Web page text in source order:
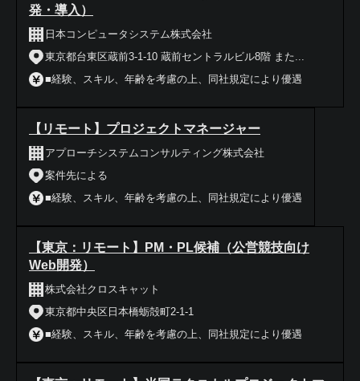
発・導入）
日本コンピュータシステム株式会社
東京都台東区蔵前3-1-10 蔵前セントラルビル8階 また...
■経験、スキル、年齢を考慮の上、同社規定により優遇
【リモート】プロジェクトマネージャー
アプローチシステムコンサルティング株式会社
案件先による
■経験、スキル、年齢を考慮の上、同社規定により優遇
【東京：リモート】PM・PL候補（公営競技向け
Web開発）
株式会社クロスキャット
東京都中央区日本橋蛎殻町2-1-1
■経験、スキル、年齢を考慮の上、同社規定により優遇